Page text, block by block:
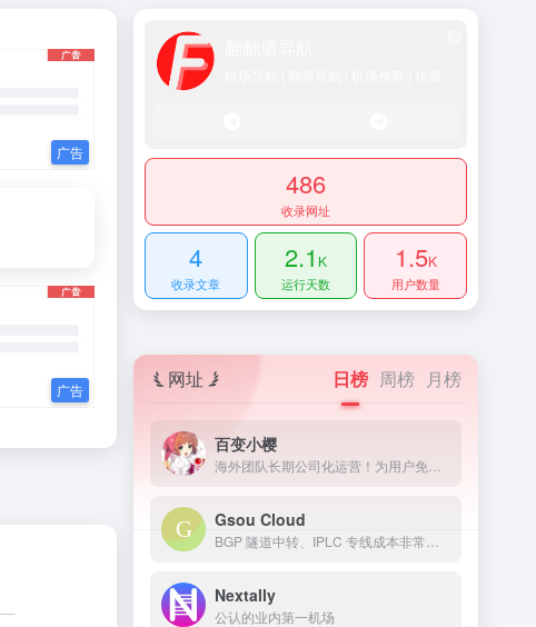
486
收录网址
4
收录文章
2.1 K
运行天数
1.5K
用户数量
网址 日榜 周榜 月榜
百变小樱
Gsou Cloud
Nextally
公认的业内第一机场